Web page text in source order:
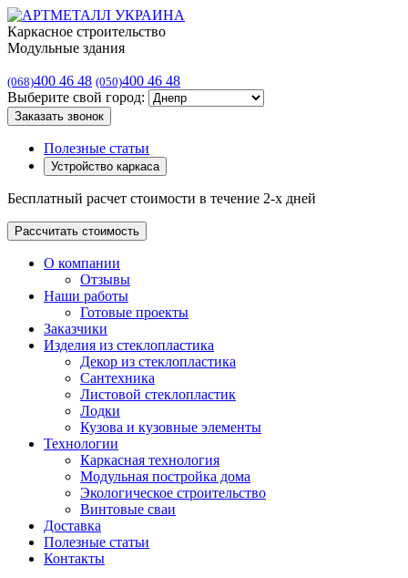
Каркасное строительство
Модульные здания
(068)400 46 48 (050)400 46 48
Выберите свой город:
Заказать звонок
Полезные статьи
Устройство каркаса
Бесплатный расчет стоимости в течение 2-х дней
Рассчитать стоимость
О компании
Отзывы
Наши работы
Готовые проекты
Заказчики
Изделия из стеклопластика
Декор из стеклопластика
Сантехника
Листовой стеклопластик
Лодки
Кузова и кузовные элементы
Технологии
Каркасная технология
Модульная постройка дома
Экологическое строительство
Винтовые сваи
Доставка
Полезные статьи
Контакты